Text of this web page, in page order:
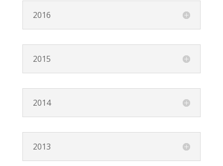
2016
2015
2014
2013